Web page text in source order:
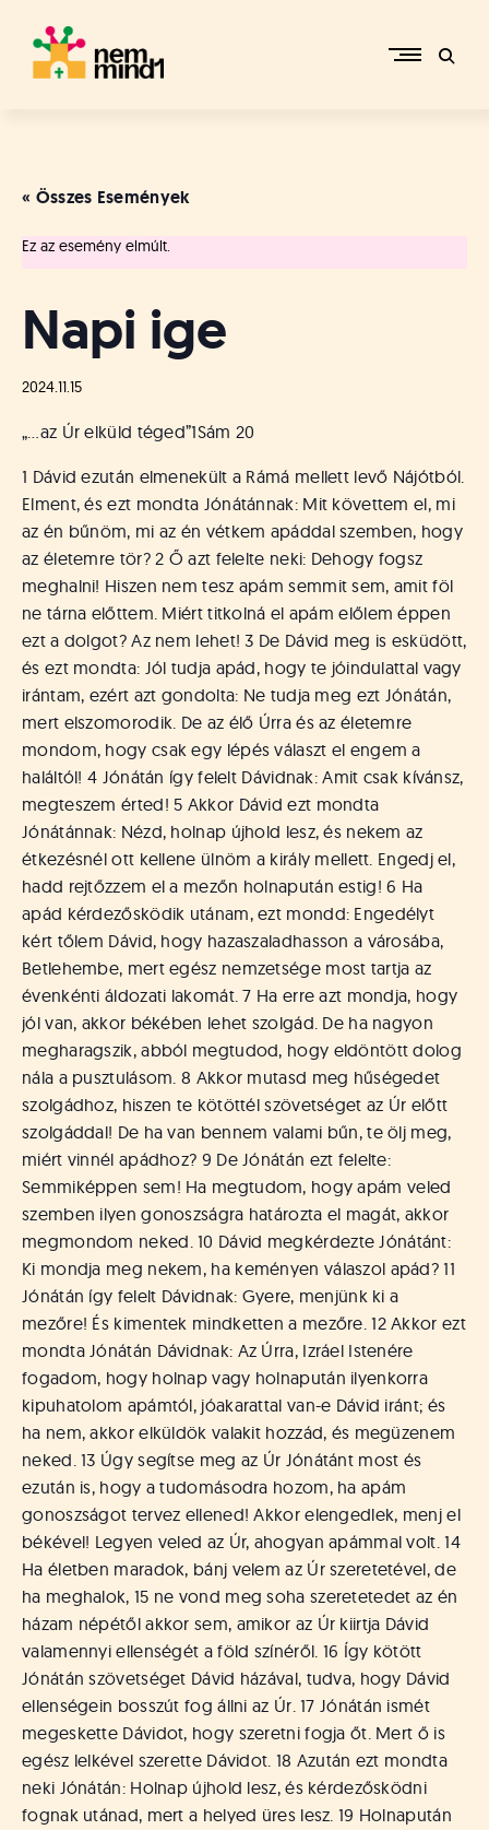
content
p
r
i
R
f
r
m
á
t
u
s
o
k
e
-
L
a
p
j
a
« Összes Események
Ez az esemény elmúlt.
Napi ige
2024.11.15
„…az Úr elküld téged”1Sám 20
1 Dávid ezután elmenekült a Rámá mellett levő Nájótból.
Elment, és ezt mondta Jónátánnak: Mit követtem el, mi
az én bűnöm, mi az én vétkem apáddal szemben, hogy
az életemre tör? 2 Ő azt felelte neki: Dehogy fogsz
meghalni! Hiszen nem tesz apám semmit sem, amit föl
ne tárna előttem. Miért titkolná el apám előlem éppen
ezt a dolgot? Az nem lehet! 3 De Dávid meg is esküdött,
és ezt mondta: Jól tudja apád, hogy te jóindulattal vagy
irántam, ezért azt gondolta: Ne tudja meg ezt Jónátán,
mert elszomorodik. De az élő Úrra és az életemre
mondom, hogy csak egy lépés választ el engem a
haláltól! 4 Jónátán így felelt Dávidnak: Amit csak kívánsz,
megteszem érted! 5 Akkor Dávid ezt mondta
Jónátánnak: Nézd, holnap újhold lesz, és nekem az
étkezésnél ott kellene ülnöm a király mellett. Engedj el,
hadd rejtőzzem el a mezőn holnapután estig! 6 Ha
apád kérdezősködik utánam, ezt mondd: Engedélyt
kért tőlem Dávid, hogy hazaszaladhasson a városába,
Betlehembe, mert egész nemzetsége most tartja az
évenkénti áldozati lakomát. 7 Ha erre azt mondja, hogy
jól van, akkor békében lehet szolgád. De ha nagyon
megharagszik, abból megtudod, hogy eldöntött dolog
nála a pusztulásom. 8 Akkor mutasd meg hűségedet
szolgádhoz, hiszen te kötöttél szövetséget az Úr előtt
szolgáddal! De ha van bennem valami bűn, te ölj meg,
miért vinnél apádhoz? 9 De Jónátán ezt felelte:
Semmiképpen sem! Ha megtudom, hogy apám veled
szemben ilyen gonoszságra határozta el magát, akkor
megmondom neked. 10 Dávid megkérdezte Jónátánt:
Ki mondja meg nekem, ha keményen válaszol apád? 11
Jónátán így felelt Dávidnak: Gyere, menjünk ki a
mezőre! És kimentek mindketten a mezőre. 12 Akkor ezt
mondta Jónátán Dávidnak: Az Úrra, Izráel Istenére
fogadom, hogy holnap vagy holnapután ilyenkorra
kipuhatolom apámtól, jóakarattal van-e Dávid iránt; és
ha nem, akkor elküldök valakit hozzád, és megüzenem
neked. 13 Úgy segítse meg az Úr Jónátánt most és
ezután is, hogy a tudomásodra hozom, ha apám
gonoszságot tervez ellened! Akkor elengedlek, menj el
békével! Legyen veled az Úr, ahogyan apámmal volt. 14
Ha életben maradok, bánj velem az Úr szeretetével, de
ha meghalok, 15 ne vond meg soha szeretetedet az én
házam népétől akkor sem, amikor az Úr kiirtja Dávid
valamennyi ellenségét a föld színéről. 16 Így kötött
Jónátán szövetséget Dávid házával, tudva, hogy Dávid
ellenségein bosszút fog állni az Úr. 17 Jónátán ismét
megeskette Dávidot, hogy szeretni fogja őt. Mert ő is
egész lelkével szerette Dávidot. 18 Azután ezt mondta
neki Jónátán: Holnap újhold lesz, és kérdezősködni
fognak utánad, mert a helyed üres lesz. 19 Holnapután